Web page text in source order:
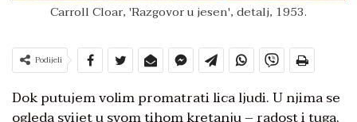
Carroll Cloar, 'Razgovor u jesen', detalj, 1953.
Podijeli
Dok putujem volim promatrati lica ljudi. U njima se